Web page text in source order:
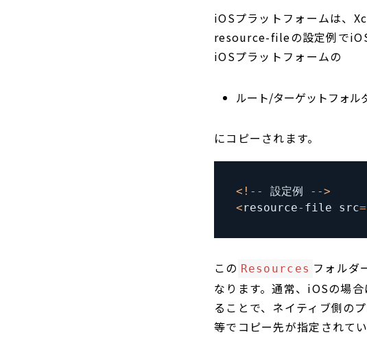
iOSプラットフォームは、
resource-fileの設定例でiOS
iOSプラットフォームの
ルート/ターゲットフォル
にコピーされます。
< ! -- 設定例 -->
<resource- file src=
この Resources フォルダ
なります。通常、iOSの場
ることで、ネイティブ側の
等でコピー先が指定されて